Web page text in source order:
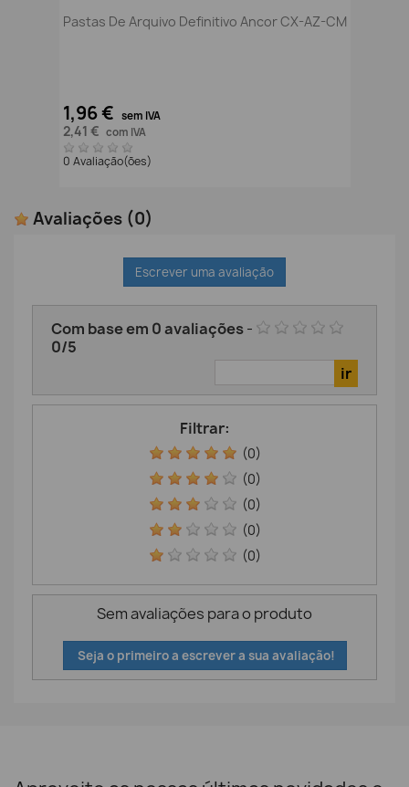
Pastas De Arquivo Definitivo Ancor CX-AZ-CM
1,96 € sem IVA
2,41 € com IVA
0 Avaliação(ões)
Avaliações (0)
Escrever uma avaliação
Com base em 0avaliações-
0/5
Filtrar:
(0)
(0)
(0)
(0)
(0)
Sem avaliações para o produto
Seja o primeiro a escrever a sua avaliação!